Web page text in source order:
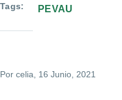
Tags PEVAU
Por celia , 16 Junio, 2021